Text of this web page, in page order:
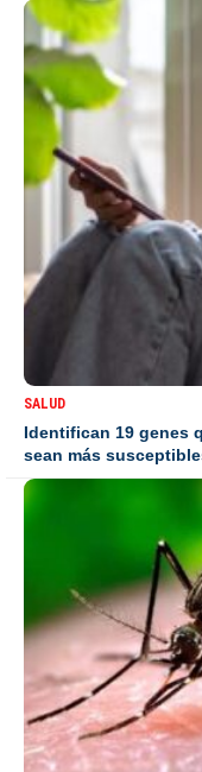
SALUD
Identifican 19 genes
sean más